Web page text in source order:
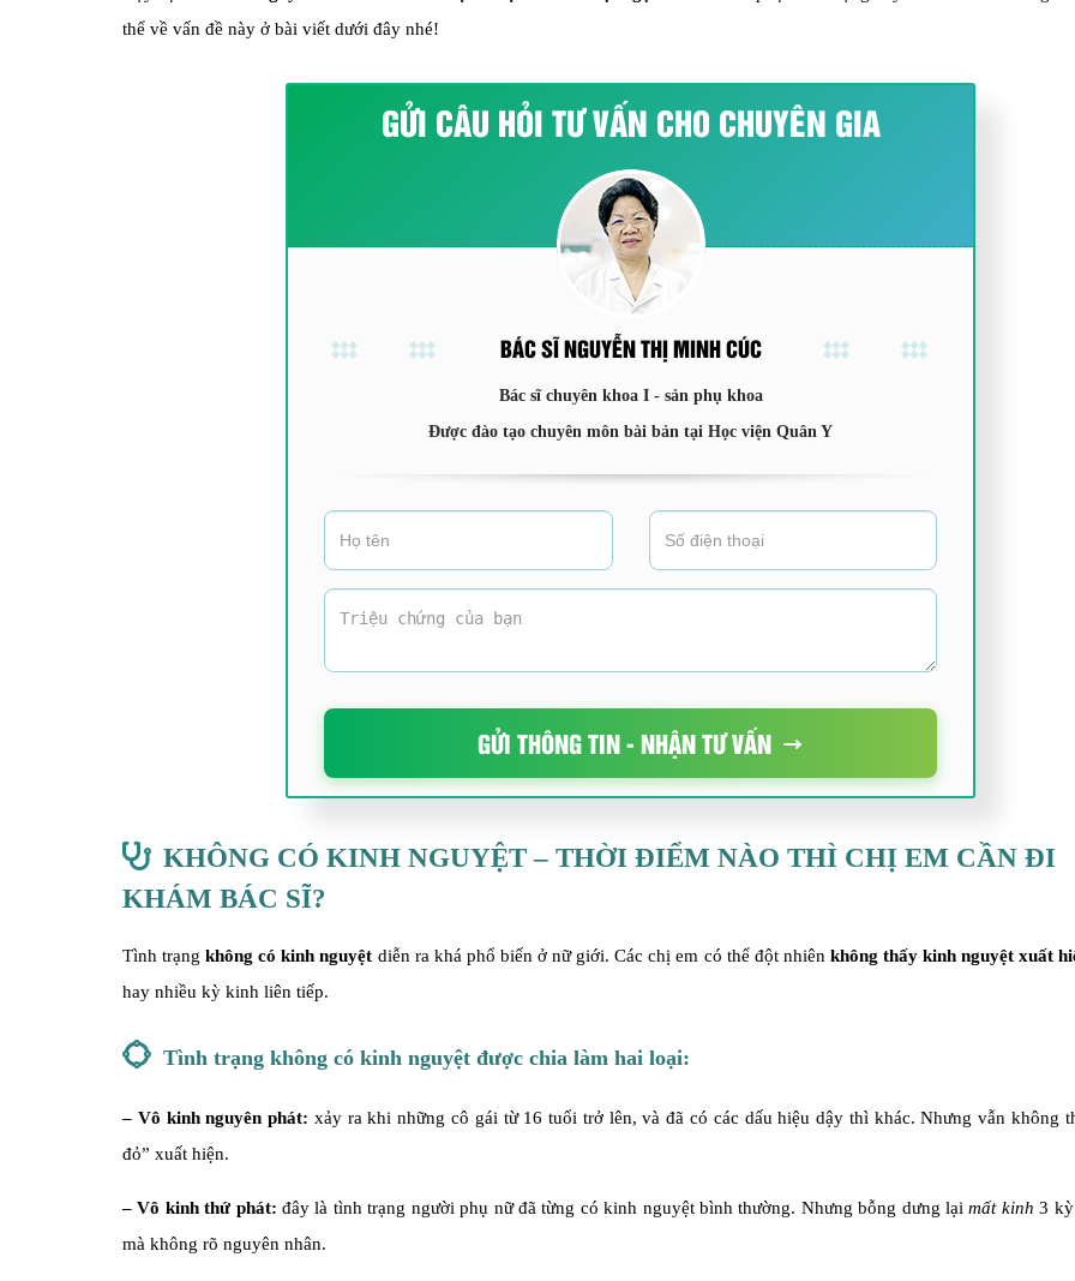
thể về vấn đề này ở bài viết dưới đây nhé!
GỬI CÂU HỎI TƯ VẤN CHO CHUYÊN GIA
BÁC SĨ NGUYỄN THỊ MINH CÚC
Bác sĩ chuyên khoa I - sản phụ khoa
Được đào tạo chuyên môn bài bản tại Học viện Quân Y
GỬI THÔNG TIN - NHẬN TƯ VẤN
KHÔNG CÓ KINH NGUYỆT – THỜI ĐIỂM NÀO THÌ CHỊ EM CẦN ĐI
KHÁM BÁC SĨ?
Tình trạngkhông có kinh nguyệt diễn ra khá phổ biến ở nữ giới. Các chị em có thể đột nhiên không thấy kinh nguyệt xuất
hay nhiều kỳ kinh liên tiếp.
Tình trạng không có kinh nguyệt được chia làm hai loại:
– Vô kinh nguyên phát: xảy ra khi những cô gái từ 16 tuổi trở lên, và đã có các dấu hiệu dậy thì khác. Nhưng vẫn không
đỏ” xuất hiện.
– Vô kinh thứ phát: đây là tình trạng người phụ nữ đã từng có kinh nguyệt bình thường. Nhưng bỗng dưng lạimất kinh 3
mà không rõ nguyên nhân.